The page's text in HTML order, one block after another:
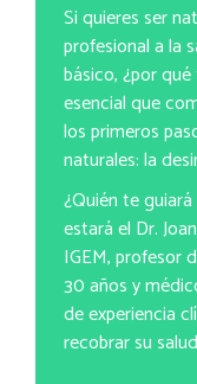
Si quieres ser
profesional a la
básico, ¿por
esencial que
los primeros
naturales: la
¿Quién te
estará el Dr.
IGEM, profesor
30 años y
de experiencia
recobrar su